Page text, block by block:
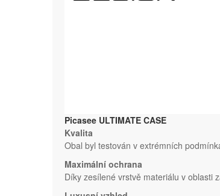
Picasee ULTIMATE CASE
Kvalita
Obal byl testován v extrémních
Maximální ochrana
Díky zesílené vrstvě materiálu v oblasti